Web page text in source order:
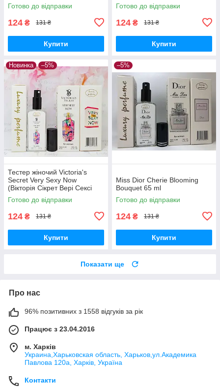
Готово до відправки
124 ₴ 131 ₴
Купити
Готово до відправки
124 ₴ 131 ₴
Купити
Новинка –5%
Тестер жіночий Victoria's
Secret Very Sexy Now
(Вікторія Сікрет Вері Сексі
Нау) 65 мл
Готово до відправки
124 ₴ 131 ₴
Купити
–5%
Miss Dior Cherie Blooming
Bouquet 65 ml
Готово до відправки
124 ₴ 131 ₴
Купити
Показати ще
Про нас
96% позитивних з 1558 відгуків за рік
Працює з 23.04.2016
м. Харків
Украина,Харьковская область, Харьков,ул.Академика
Павлова 120а, Харків, Україна
Контакти